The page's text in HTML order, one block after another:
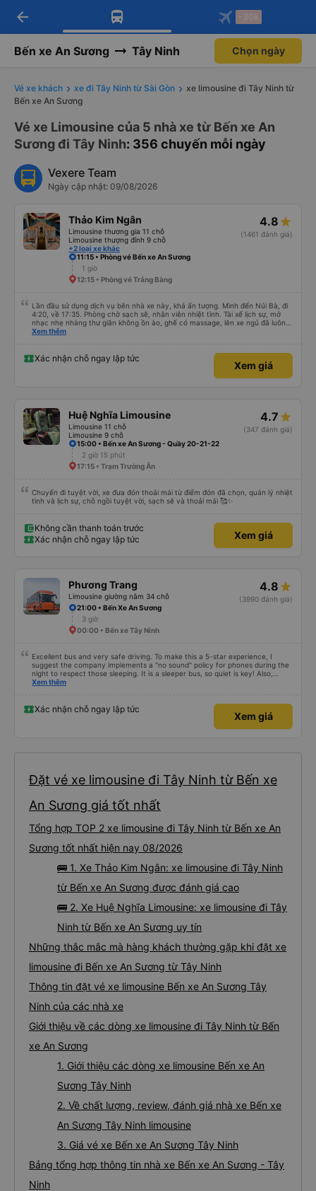
Tải app Vexere ngay!
Nhận ưu đãi thành viên độc
Mở app
Tải app Vexere
-30k/ghế khi đặt vé máy bay qua
Mở app
arrow_back -30k
Bến xe An Sương Tây Ninh Chọn ngày
Vé xe khách xe đi Tây Ninh từ Sài Gòn
xe limousine đi Tây Ninh từ
Bến xe An Sương
Vé xe Limousine của 5 nhà xe từ Bến xe An
Sương đi Tây Ninh: 356 chuyến mỗi ngày
Vexere Team
Ngày cập nhật: 09/08/2026
Thảo Kim Ngân
Limousine thương gia 11 chỗ
Limousine thượng đỉnh 9 chỗ
+2 loại xe khác
4.8
(1461 đánh giá)
11:15 • Phòng vé Bến xe An Sương
1 giờ
12:15 • Phòng vé Trảng Bàng
Lần đầu sử dụng dịch vụ bên nhà xe này, khá ấn tượng. Mình đến Núi Bà, đi
4:20, về 17:35. Phòng chờ sạch sẽ, nhân viên nhiệt tình. Tài xế lịch sự, mở
nhạc nhẹ nhàng thư giãn không ồn ào, ghế có massage, lên xe ngủ đã luôn
😆. Thấy có quét dọn xe trước khi mời khách lên. Xuất phát có chậm hơn giờ
nhiệt tình. Chuyến đi phục vụ chai nước nhỏ với kẹo gừng, chiều về phục vụ
trái cây tại phòng chờ, nước bí đao hạt chia, thanh long sấy và kẹo gừng.
Xem thêm
Xác nhận chỗ ngay lập tức
Xem giá
Huệ Nghĩa Limousine
Limousine 11 chỗ
Limousine 9 chỗ
4.7
(347 đánh giá)
15:00 • Bến xe An Sương - Quầy 20-21-22
2 giờ 15 phút
17:15 • Trạm Trường Ân
Chuyến đi tuyệt vời, xe đưa đón thoải mái từ điểm đón đã chọn, quản lý nhiệt
tình và lịch sự, chỗ ngồi tuyệt vời, sạch sẽ và thoải mái 🥰✨
Không cần thanh toán trước
Xác nhận chỗ ngay lập tức
Xem giá
Phương Trang
Limousine giường nằm 34 chỗ
4.8
(3990 đánh giá)
21:00 • Bến Xe An Sương
3 giờ
00:00 • Bến xe Tây Ninh
Excellent bus and very safe driving. To make this a 5-star experience, I
suggest the company implements a "no sound" policy for phones during the
night to respect those sleeping. It is a sleeper bus, so quiet is key! Also,
please display the Wi-Fi password clearly inside the cabin for convenience. I
quy định rõ ràng về việc giữ im lặng (tắt âm thanh điện thoại) vào ban đêm
để tránh làm phiền hành khách khác ngủ. Ngoài ra, nhà xe nên dán sẵn mật
khẩu Wi-Fi trong xe để hành khách dễ dàng sử dụng. Tôi vẫn sẽ tiếp tục ủng
Xem thêm
Xác nhận chỗ ngay lập tức
Xem giá
Đặt vé xe limousine đi Tây Ninh từ Bến xe
An Sương giá tốt nhất
Tổng hợp TOP 2 xe limousine đi Tây Ninh từ Bến xe An
Sương tốt nhất hiện nay 08/2026
🚌 1. Xe Thảo Kim Ngân: xe limousine đi Tây Ninh
từ Bến xe An Sương được đánh giá cao
🚌 2. Xe Huệ Nghĩa Limousine: xe limousine đi Tây
Ninh từ Bến xe An Sương uy tín
Những thắc mắc mà hàng khách thường gặp khi đặt xe
limousine đi Bến xe An Sương từ Tây Ninh
Thông tin đặt vé xe limousine Bến xe An Sương Tây
Ninh của các nhà xe
Giới thiệu về các dòng xe limousine đi Tây Ninh từ Bến
xe An Sương
1. Giới thiệu các dòng xe limousine Bến xe An
Sương Tây Ninh
2. Về chất lượng, review, đánh giá nhà xe Bến xe
An Sương Tây Ninh limousine
3. Giá vé xe Bến xe An Sương Tây Ninh
Bảng tổng hợp thông tin nhà xe Bến xe An Sương - Tây
Ninh